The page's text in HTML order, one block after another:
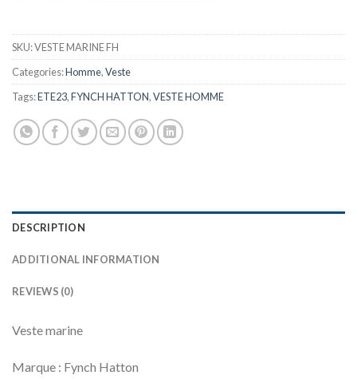
SKU:VESTE MARINE FH
Categories:Homme,Veste
Tags:ETE23,FYNCH HATTON,VESTE HOMME
DESCRIPTION
ADDITIONAL INFORMATION
REVIEWS (0)
Veste marine
Marque : Fynch Hatton